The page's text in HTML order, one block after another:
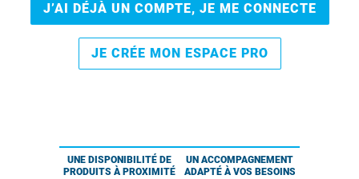
J’AI DÉJÀ UN COMPTE, JE ME CONNECTE
JE CRÉE MON ESPACE PRO
UNE DISPONIBILITÉ DE
PRODUITS À PROXIMITÉ
UN ACCOMPAGNEMENT
ADAPTÉ À VOS BESOINS